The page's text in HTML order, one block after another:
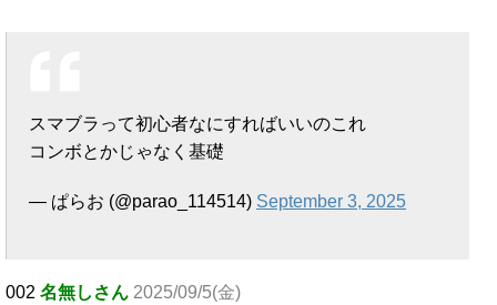
スマブラって初心者なにすればいいのこれ
コンボとかじゃなく基礎
— ぱらお (@parao_114514) September 3, 2025
002 名無しさん 2025/09/5(金)